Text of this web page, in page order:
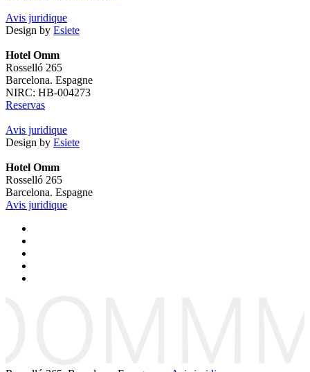
Avis juridique
Design by Esiete
Hotel Omm
Rosselló 265
Barcelona. Espagne
NIRC: HB-004273
Reservas
Avis juridique
Design by Esiete
Hotel Omm
Rosselló 265
Barcelona. Espagne
Avis juridique